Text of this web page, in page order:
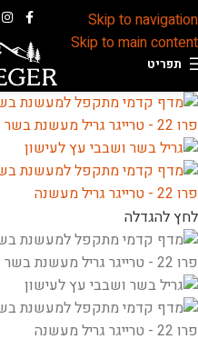
Skip to navigation
Skip to main content
תפריט
לחץ להגדלה